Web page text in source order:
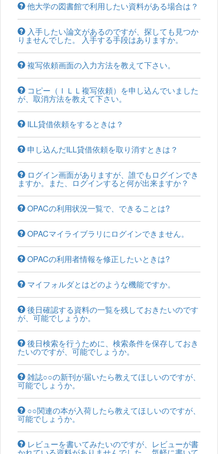
他大学の図書館で利用したい資料がある場合は？
入手したい論文があるのですが、探しても見つか
りませんでした。 入手する手段はありますか。
複写依頼画面の入力方法を教えて下さい。
コピー（ＩＬＬ複写依頼）を申し込んでいました
が、取消方法を教えて下さい。
ILL貸借依頼をするときは？
申し込んだILL貸借依頼を取り消すときは？
ログイン画面がありますが、誰でもログインでき
ますか。また、ログインすると何が出来ますか？
OPACの利用状況一覧で、できることは?
OPACマイライブラリにログインできません。
OPACの利用者情報を修正したいときは?
マイフォルダとはどのような機能ですか。
後日確認する資料の一覧を残しておきたいのです
が、可能でしょうか。
後日検索を行うために、検索条件を保存しておき
たいのですが、可能でしょうか。
雑誌○○の新刊が届いたら教えてほしいのですが、
可能でしょうか。
○○関連の本が入荷したら教えてほしいのですが、
可能でしょうか。
レビューを書いてみたいのですが、レビューが書